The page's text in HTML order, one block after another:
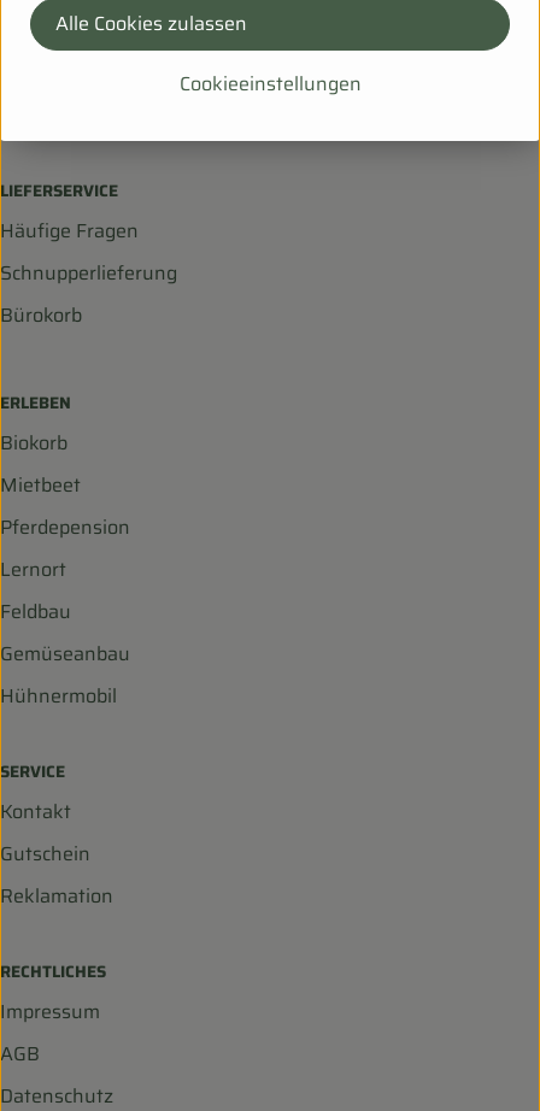
Hanfsack 50b,
99198 Ollendorf
036203 253534
LIEFERSERVICE
Häufige Fragen
Schnupperlieferung
Bürokorb
ERLEBEN
Biokorb
Mietbeet
Pferdepension
Lernort
Feldbau
Gemüseanbau
Hühnermobil
SERVICE
Kontakt
Gutschein
Reklamation
RECHTLICHES
Impressum
AGB
Datenschutz
Cookieeinstellungen
Alle Cookies zulassen